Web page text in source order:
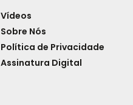
Vídeos
Sobre Nós
Política de Privacidade
Assinatura Digital